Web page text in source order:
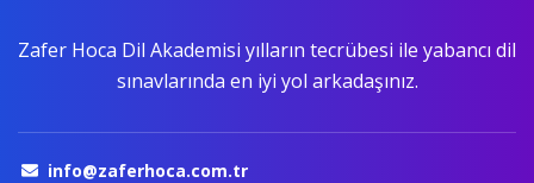
Zafer Hoca Dil Akademisi yılların tecrübesi ile yabancı dil
sınavlarında en iyi yol arkadaşınız.
info@zaferhoca.com.tr